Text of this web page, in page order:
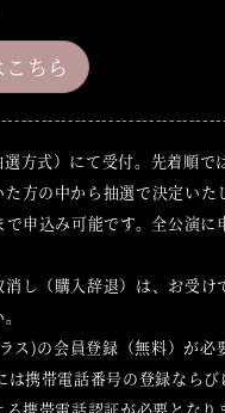
ちら
方式）にて受付。先着順で
方の中から抽選で決定いた
申込み可能です。全公演に
し（購入辞退）は、お受け
)の会員登録（無料）が必
携帯電話番号の登録ならび